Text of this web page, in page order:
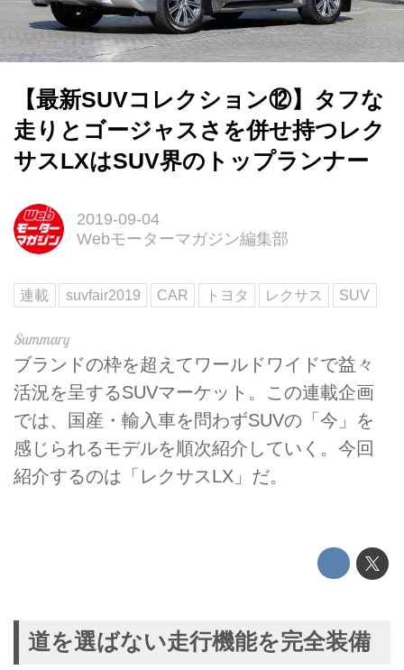
【最新SUVコレクション⑫】タフな
走りとゴージャスさを併せ持つレク
サスLXはSUV界のトップランナー
2019-09-04
Webモーターマガジン編集部
連載 suvfair2019 CAR トヨタ レクサス SUV
ブランドの枠を超えてワールドワイドで益々
活況を呈するSUVマーケット。この連載企画
では、国産・輸入車を問わずSUVの「今」を
感じられるモデルを順次紹介していく。今回
紹介するのは「レクサスLX」だ。
道を選ばない走行機能を完全装備